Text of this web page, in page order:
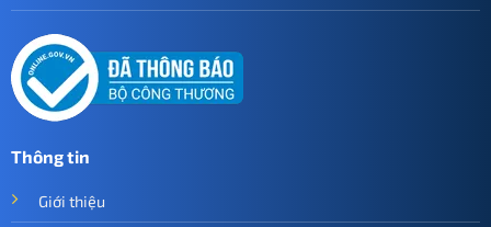
Thông tin
Giới thiệu